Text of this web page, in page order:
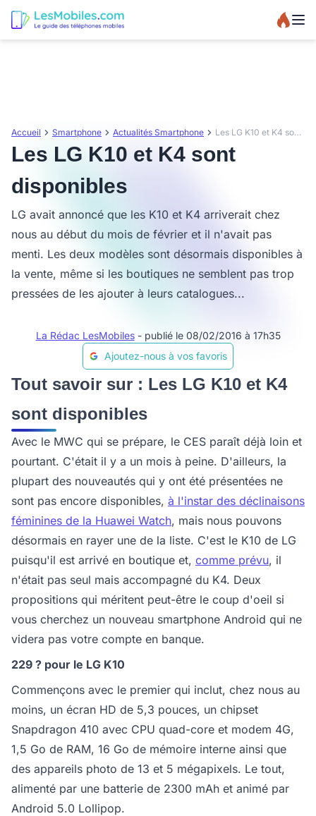
Accueil Smartphone Actualités Smartphone Les LG K10 et K4 sont disponibles
Les LG K10 et K4 sont
disponibles
LG avait annoncé que les K10 et K4 arriverait chez
nous au début du mois de février et il n'avait pas
menti. Les deux modèles sont désormais disponibles à
la vente, même si les boutiques ne semblent pas trop
pressées de les ajouter à leurs catalogues...
La Rédac LesMobiles - publié le 08/02/2016 à 17h35
Ajoutez-nous à vos favoris
Tout savoir sur : Les LG K10 et K4
sont disponibles
Avec le MWC qui se prépare, le CES paraît déjà loin et
pourtant. C'était il y a un mois à peine. D'ailleurs, la
plupart des nouveautés qui y ont été présentées ne
sont pas encore disponibles, à l'instar des déclinaisons
féminines de la Huawei Watch, mais nous pouvons
désormais en rayer une de la liste. C'est le K10 de LG
puisqu'il est arrivé en boutique et, comme prévu, il
n'était pas seul mais accompagné du K4. Deux
propositions qui méritent peut-être le coup d'oeil si
vous cherchez un nouveau smartphone Android qui ne
videra pas votre compte en banque.
229 ? pour le LG K10
Commençons avec le premier qui inclut, chez nous au
moins, un écran HD de 5,3 pouces, un chipset
Snapdragon 410 avec CPU quad-core et modem 4G,
1,5 Go de RAM, 16 Go de mémoire interne ainsi que
des appareils photo de 13 et 5 mégapixels. Le tout,
alimenté par une batterie de 2300 mAh et animé par
Android 5.0 Lollipop.